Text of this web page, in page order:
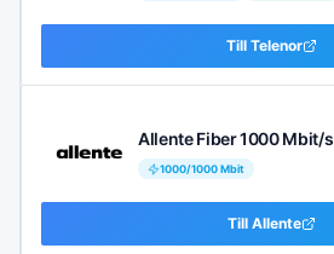
Till Telenor
Allente Fiber 1000 Mbit/s
1000/1000Mbit
Till Allente